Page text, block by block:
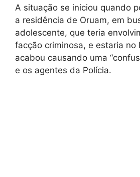
A situação se iniciou quando
a residência de Oruam, em
adolescente, que teria
facção criminosa, e estaria no
acabou causando uma
e os agentes da Polícia.